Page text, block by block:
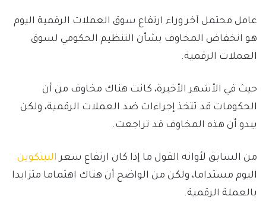
عامل محتمل آخر وراء ارتفاع سوق العملات الرقمية اليوم
هو انخفاض المخاوف بشأن التنظيم الحكومي لسوق
العملات الرقمية.
حيث في الأشهر الأخيرة، كانت هناك مخاوف من أن
الحكومات قد تتخذ إجراءات ضد العملات الرقمية، ولكن
يبدو أن هذه المخاوف قد تراجعت.
من السابق لأوانه القول ما إذا كان ارتفاع سعر البيتكوين
اليوم مستداما، ولكن من الواضح أن هناك اهتماما متزايدا
بالعملة الرقمية.